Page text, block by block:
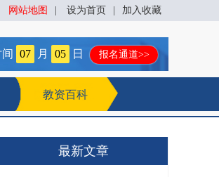
网站地图 设为首页 加入收藏
07 月 05 日 报名通道>>
教资百科
最新文章